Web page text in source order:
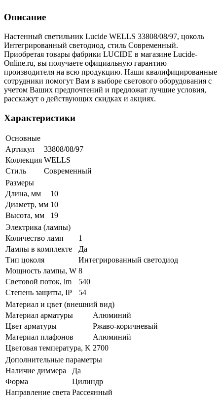
Описание
Настенный светильник Lucide WELLS 33808/08/97, цоколь
Интегрированный светодиод, стиль Современный.
Приобретая товары фабрики LUCIDE в магазине Lucide-
Online.ru, вы получаете официальную гарантию
производителя на всю продукцию. Наши квалифицированные
сотрудники помогут Вам в выборе светового оборудования с
учетом Ваших предпочтений и предложат лучшие условия,
расскажут о действующих скидках и акциях.
Характеристики
Основные
Артикул
33808/08/97
Коллекция WELLS
Стиль
Современный
Размеры
Длина, мм
10
Диаметр, мм 10
Высота, мм
19
Электрика (лампы)
Количество ламп
1
Лампы в комплекте
Да
Тип цоколя
Интегрированный светодиод
Мощность лампы, W 8
Световой поток, lm
540
Степень защиты, IP
54
Материал и цвет (внешний вид)
Материал арматуры
Алюминий
Цвет арматуры
Ржаво-коричневый
Материал плафонов
Алюминий
Цветовая температура, K 2700
Дополнительные параметры
Наличие диммера
Да
Форма
Цилиндр
Направление света Рассеянный